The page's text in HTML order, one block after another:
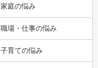
家庭の悩み
職場・仕事の悩み
子育ての悩み